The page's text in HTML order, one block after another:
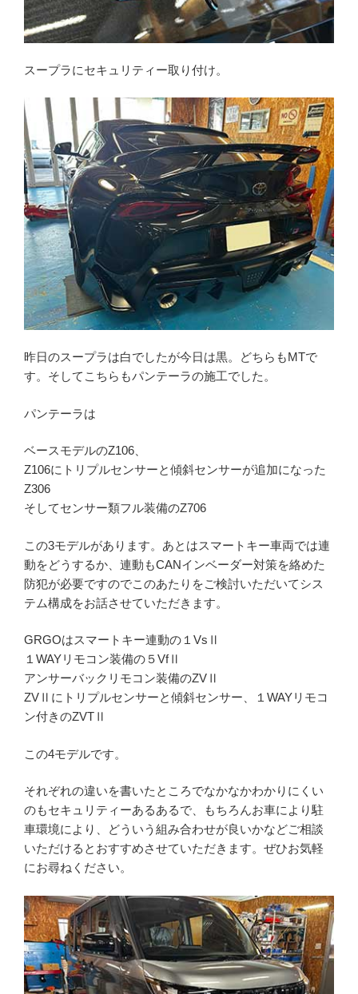
スープラにセキュリティー取り付け。
昨日のスープラは白でしたが今日は黒。どちらもMTで
す。そしてこちらもパンテーラの施工でした。
パンテーラは
ベースモデルのZ106、
Z106にトリプルセンサーと傾斜センサーが追加になった
Z306
そしてセンサー類フル装備のZ706
この3モデルがあります。あとはスマートキー車両では連
動をどうするか、連動もCANインベーダー対策を絡めた
防犯が必要ですのでこのあたりをご検討いただいてシス
テム構成をお話させていただきます。
GRGOはスマートキー連動の１VsⅡ
１WAYリモコン装備の５VfⅡ
アンサーバックリモコン装備のZVⅡ
ZVⅡにトリプルセンサーと傾斜センサー、１WAYリモコ
ン付きのZVTⅡ
この4モデルです。
それぞれの違いを書いたところでなかなかわかりにくい
のもセキュリティーあるあるで、もちろんお車により駐
車環境により、どういう組み合わせが良いかなどご相談
いただけるとおすすめさせていただきます。ぜひお気軽
にお尋ねください。